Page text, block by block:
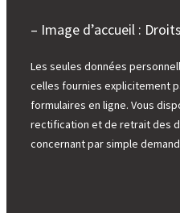
– Image d’accueil :
Les seules données
celles fournies explicitement
formulaires en ligne. Vous
rectification et de retrait des
concernant par simple